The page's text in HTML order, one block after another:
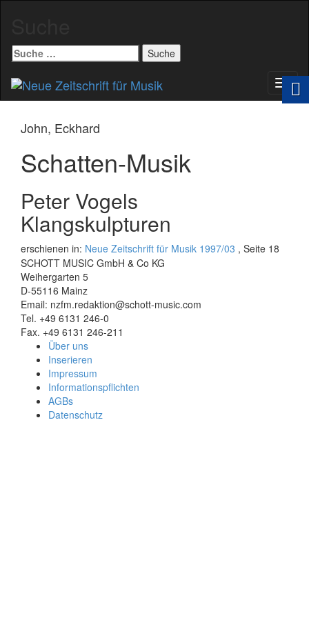
Suche
nach:
John, Eckhard
Schatten-Musik
Peter Vogels
Klangskulpturen
erschienen in: Neue Zeitschrift für Musik 1997/03 , Seite 18
SCHOTT MUSIC GmbH & Co KG
Weihergarten 5
D-55116 Mainz
Email: nzfm.redaktion@schott-music.com
Tel. +49 6131 246-0
Fax. +49 6131 246-211
Über uns
Inserieren
Impressum
Informationspflichten
AGBs
Datenschutz